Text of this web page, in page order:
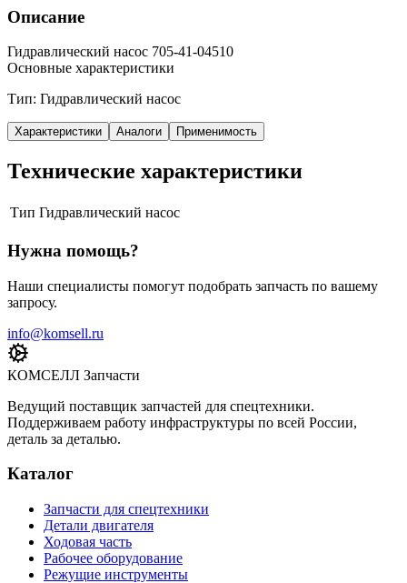
Описание
Гидравлический насос 705-41-04510
Основные характеристики
Тип: Гидравлический насос
Характеристики Аналоги Применимость
Технические характеристики
Тип Гидравлический насос
Нужна помощь?
Наши специалисты помогут подобрать запчасть по вашему
запросу.
info@komsell.ru
КОМСЕЛЛ Запчасти
Ведущий поставщик запчастей для спецтехники.
Поддерживаем работу инфраструктуры по всей России,
деталь за деталью.
Каталог
Запчасти для спецтехники
Детали двигателя
Ходовая часть
Рабочее оборудование
Режущие инструменты